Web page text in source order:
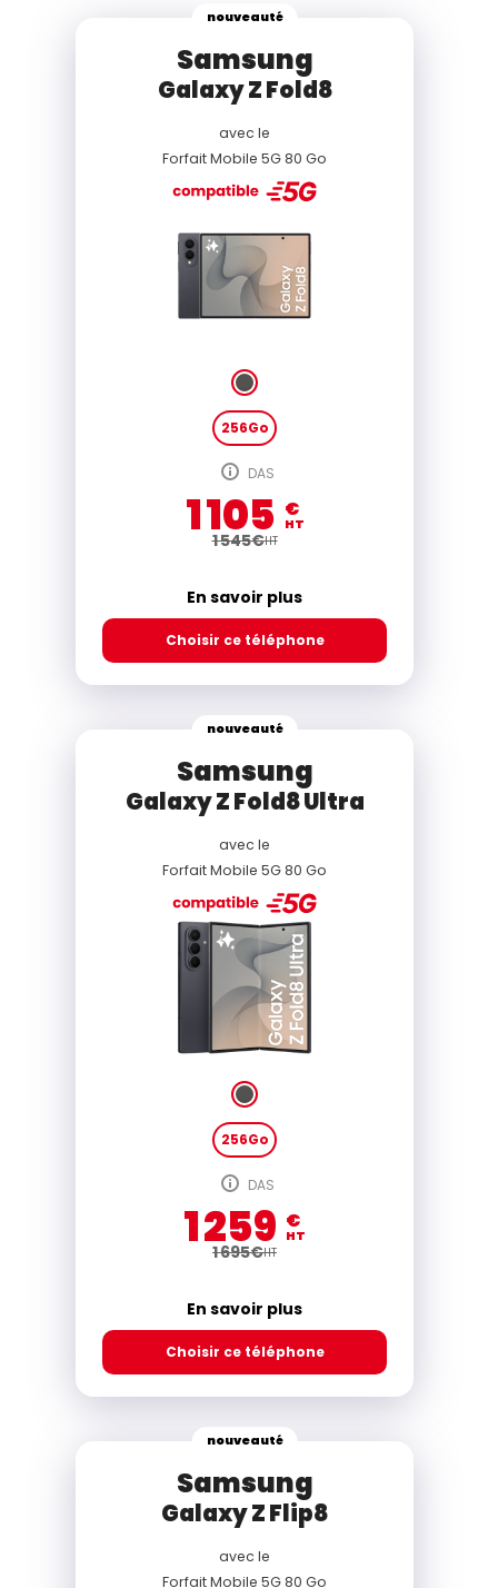
nouveauté
Samsung
Galaxy Z Fold8
avec le
Forfait Mobile 5G 80 Go
256Go
DAS
1 105 €
HT
1 545€HT
En savoir plus
Choisir ce téléphone
nouveauté
Samsung
Galaxy Z Fold8 Ultra
avec le
Forfait Mobile 5G 80 Go
256Go
DAS
1 259 €
HT
1 695€HT
En savoir plus
Choisir ce téléphone
nouveauté
Samsung
Galaxy Z Flip8
avec le
Forfait Mobile 5G 80 Go